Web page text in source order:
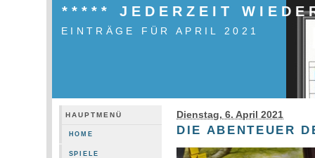
***** JEDERZEIT
EINTRÄGE FÜR APRIL 2021
HAUPTMENÜ
HOME
SPIELE
Dienstag, 6. April 2021
DIE ABENTEUER